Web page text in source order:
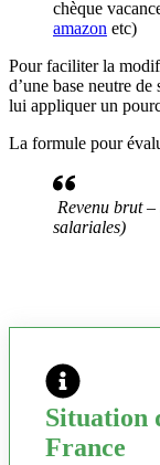
chèque
amazon etc)
Pour faciliter la
d’une base neutre
lui appliquer un
La formule pour
Revenu brut
salariales)
Situation
France